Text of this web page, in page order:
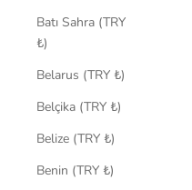
Batı Sahra (TRY
₺)
Belarus (TRY ₺)
Belçika (TRY ₺)
Belize (TRY ₺)
Benin (TRY ₺)